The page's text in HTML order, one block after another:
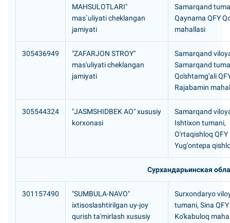
MAHSULOTLARI"
mas`uliyati cheklangan
jamiyati
Samarqand
Qaynama QFY
mahallasi
305436949
"ZAFARJON STROY"
mas'uliyati cheklangan
jamiyati
Samarqand
Samarqand
Qo'shtamg'ali
Rajabamin
305544324
"JASMSHIDBEK AO" xususiy
korxonasi
Samarqand
Ishtixon tumani,
O'rtaqishloq QFY
Yug'ontepa
Сурхандарьинская
301157490
"SUMBULA-NAVO"
ixtisoslashtirilgan uy-joy
qurish ta'mirlash xususiy
Surxondaryo
tumani, Sina QFY
Ko'kabuloq